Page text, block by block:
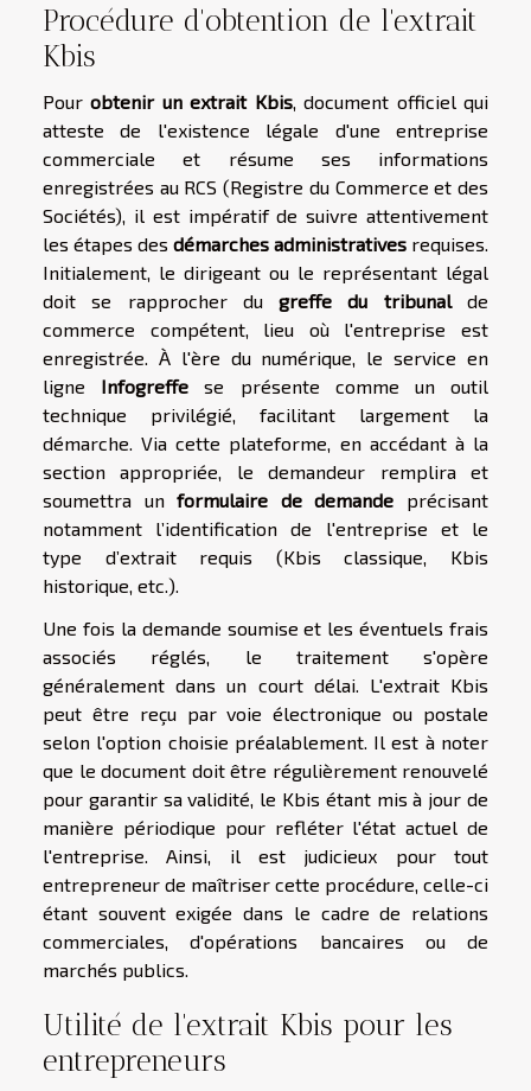
Procédure d'obtention de l'extrait
Kbis
Pourobtenir un extrait Kbis, document officiel qui
atteste de l'existence légale d'une entreprise
commerciale et résume ses informations
enregistrées au RCS (Registre du Commerce et des
Sociétés), il est impératif de suivre attentivement
les étapes des démarches administratives requises.
Initialement, le dirigeant ou le représentant légal
doit se rapprocher dugreffe du tribunal de
commerce compétent, lieu où l'entreprise est
enregistrée. À l'ère du numérique, le service en
ligne Infogreffe se présente comme un outil
technique privilégié, facilitant largement la
démarche. Via cette plateforme, en accédant à la
section appropriée, le demandeur remplira et
soumettra unformulaire de demande précisant
notamment l’identification de l'entreprise et le
type d’extrait requis (Kbis classique, Kbis
historique, etc.).
Une fois la demande soumise et les éventuels frais
associés réglés, le traitement s'opère
généralement dans un court délai. L'extrait Kbis
peut être reçu par voie électronique ou postale
selon l'option choisie préalablement. Il est à noter
que le document doit être régulièrement renouvelé
pour garantir sa validité, le Kbis étant mis à jour de
manière périodique pour refléter l'état actuel de
l'entreprise. Ainsi, il est judicieux pour tout
entrepreneur de maîtriser cette procédure, celle-ci
étant souvent exigée dans le cadre de relations
commerciales, d'opérations bancaires ou de
marchés publics.
Utilité de l'extrait Kbis pour les
entrepreneurs